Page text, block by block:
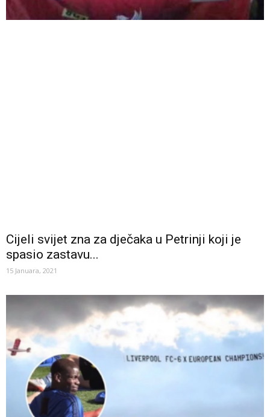
Cijeli svijet zna za dječaka u Petrinji koji je
spasio zastavu...
15 Januara, 2021